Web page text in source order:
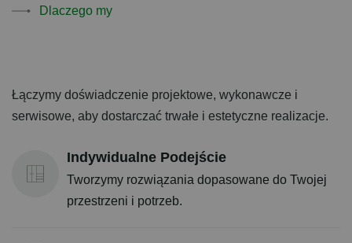
Dlaczego my
Łączymy doświadczenie projektowe, wykonawcze i
serwisowe, aby dostarczać trwałe i estetyczne realizacje.
Indywidualne Podejście
Tworzymy rozwiązania dopasowane do Twojej
przestrzeni i potrzeb.